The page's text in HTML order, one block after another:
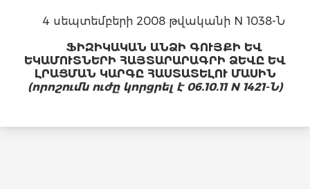
4 սեպտեմբերի 2008 թվականի N 1038-Ն
ՖԻԶԻԿԱԿԱՆ ԱՆՁԻ ԳՈՒՅՔԻ ԵՎ
ԵԿԱՄՈՒՏՆԵՐԻ ՀԱՅՏԱՐԱՐԱԳՐԻ ՁԵՎԸ ԵՎ
ԼՐԱՑՄԱՆ ԿԱՐԳԸ ՀԱՍՏԱՏԵԼՈՒ ՄԱՍԻՆ
(որոշումն ուժը կորցրել է 06.10.11 N 1421-Ն)